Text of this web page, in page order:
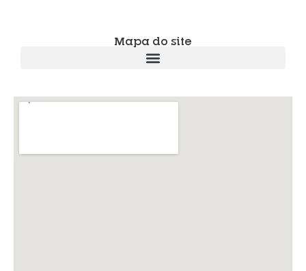
Mapa do site